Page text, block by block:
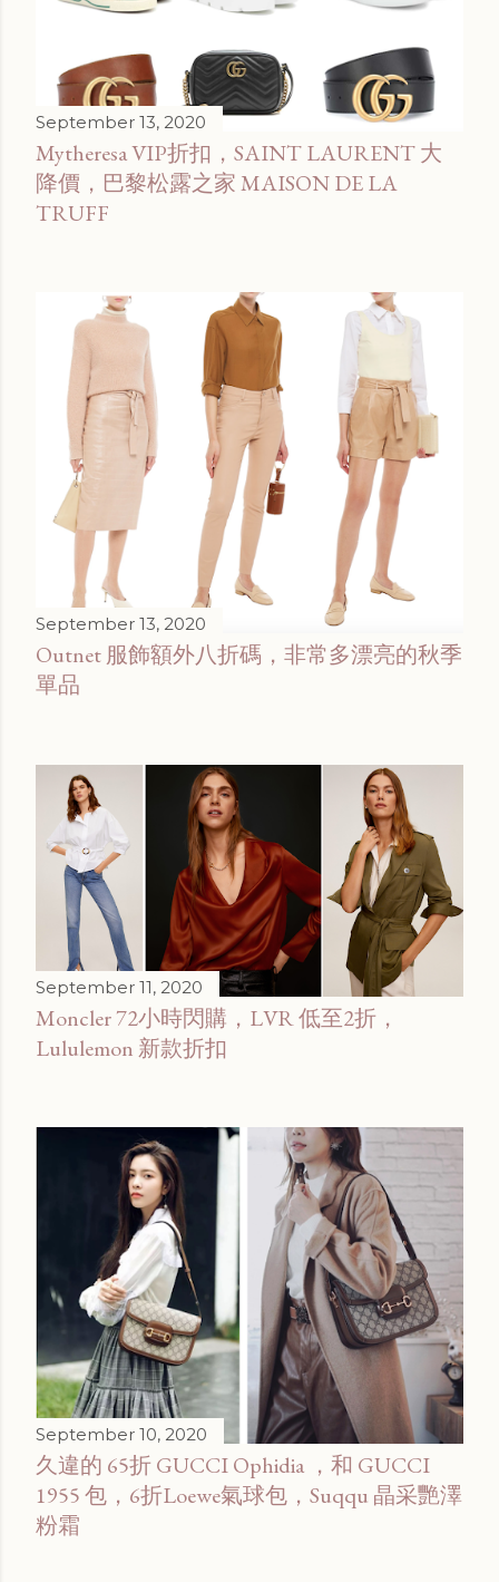
September 13, 2020
Mytheresa VIP折扣，SAINT LAURENT 大
降價，巴黎松露之家 MAISON DE LA
TRUFF
September 13, 2020
Outnet 服飾額外八折碼，非常多漂亮的秋季
單品
September 11, 2020
Moncler 72小時閃購，LVR 低至2折，
Lululemon 新款折扣
September 10, 2020
久違的 65折 GUCCI Ophidia ，和 GUCCI
1955 包，6折Loewe氣球包，Suqqu 晶采艷澤
粉霜